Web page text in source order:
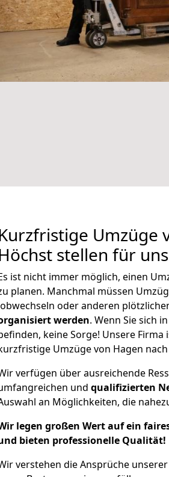
Umzüge
stellen für
ist nicht immer möglich, einen
planen. Manchmal müssen
oder anderen
werden. Wenn Sie sich
keine Sorge! Unsere Firma
Umzüge von Hagen
verfügen über ausreichende
und qualifizierten
an Möglichkeiten, die
legen großen Wert auf ein
bieten professionelle Qualität!
verstehen die Ansprüche